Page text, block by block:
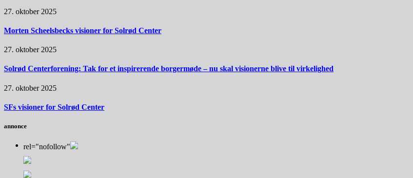
27. oktober 2025
Morten Scheelsbecks visioner for Solrød Center
27. oktober 2025
Solrød Centerforening: Tak for et inspirerende borgermøde – nu skal visionerne blive til virkelighed
27. oktober 2025
SFs visioner for Solrød Center
annonce
rel="nofollow"